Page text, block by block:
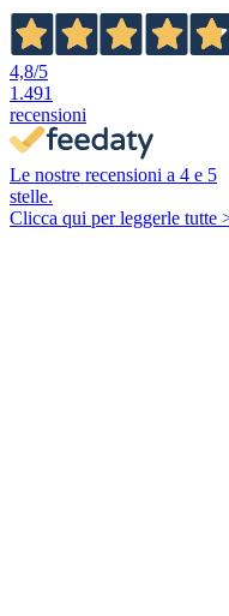
4,8/5
1.491
recensioni
Le nostre recensioni a 4 e 5
stelle.
Clicca qui per leggerle tutte